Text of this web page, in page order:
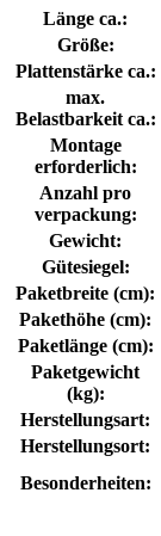
Länge ca.:
Größe:
Plattenstärke ca.:
max.
Belastbarkeit ca.:
Montage
erforderlich:
Anzahl pro
verpackung:
Gewicht:
Gütesiegel:
Paketbreite (cm):
Pakethöhe (cm):
Paketlänge (cm):
Paketgewicht
(kg):
Herstellungsart:
Herstellungsort:
Besonderheiten: